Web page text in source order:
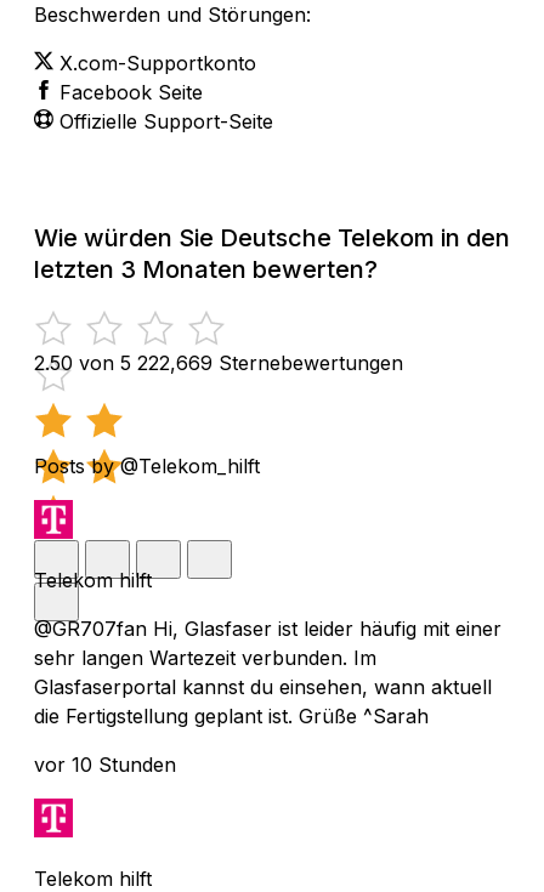
Beschwerden und Störungen:
X.com-Supportkonto
Facebook Seite
Offizielle Support-Seite
Wie würden Sie Deutsche Telekom in den
letzten 3 Monaten bewerten?
2.50 von 5 222,669 Sternebewertungen
Posts by @Telekom_hilft
Telekom hilft
@GR707fan Hi, Glasfaser ist leider häufig mit einer
sehr langen Wartezeit verbunden. Im
Glasfaserportal kannst du einsehen, wann aktuell
die Fertigstellung geplant ist. Grüße ^Sarah
vor 10 Stunden
Telekom hilft